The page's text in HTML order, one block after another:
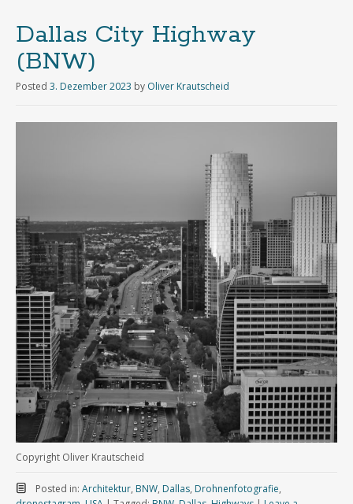
Dallas City Highway
(BNW)
Posted 3. Dezember 2023 by Oliver Krautscheid
Copyright Oliver Krautscheid
Posted in: Architektur, BNW, Dallas, Drohnenfotografie,